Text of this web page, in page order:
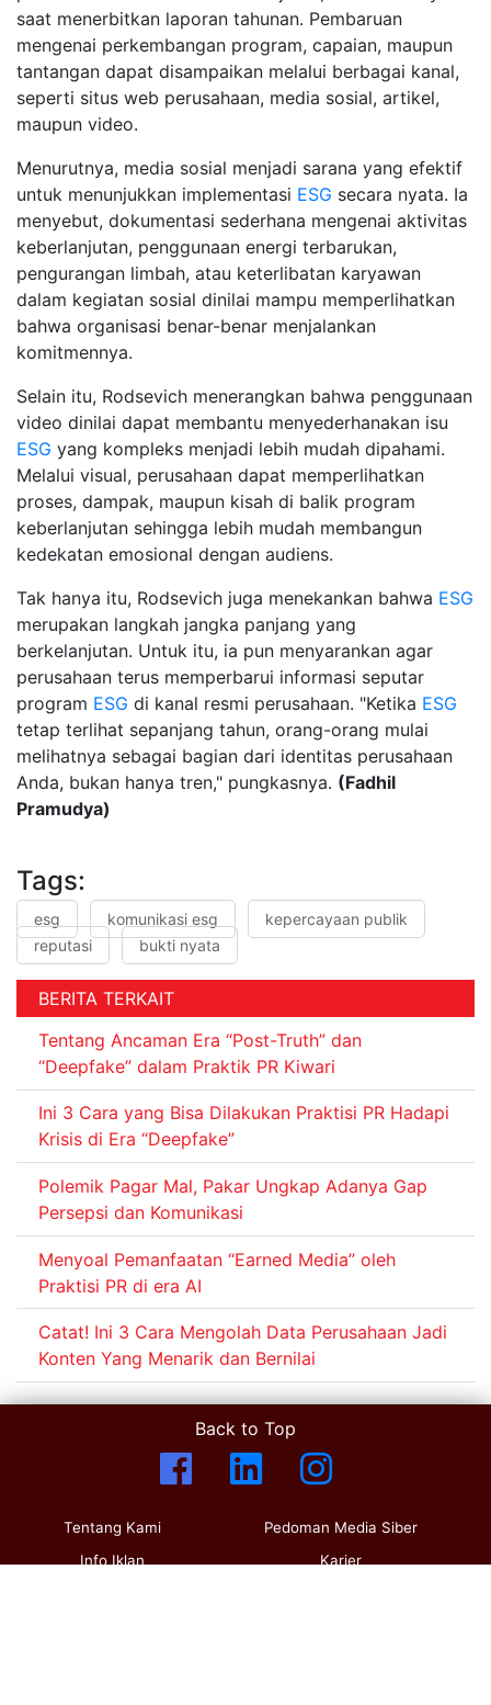
saat menerbitkan laporan tahunan. Pembaruan
mengenai perkembangan program, capaian, maupun
tantangan dapat disampaikan melalui berbagai kanal,
seperti situs web perusahaan, media sosial, artikel,
maupun video.
Menurutnya, media sosial menjadi sarana yang efektif
untuk menunjukkan implementasi ESG secara nyata. Ia
menyebut, dokumentasi sederhana mengenai aktivitas
keberlanjutan, penggunaan energi terbarukan,
pengurangan limbah, atau keterlibatan karyawan
dalam kegiatan sosial dinilai mampu memperlihatkan
bahwa organisasi benar-benar menjalankan
komitmennya.
Selain itu, Rodsevich menerangkan bahwa penggunaan
video dinilai dapat membantu menyederhanakan isu
ESG yang kompleks menjadi lebih mudah dipahami.
Melalui visual, perusahaan dapat memperlihatkan
proses, dampak, maupun kisah di balik program
keberlanjutan sehingga lebih mudah membangun
kedekatan emosional dengan audiens.
Tak hanya itu, Rodsevich juga menekankan bahwa ESG
merupakan langkah jangka panjang yang
berkelanjutan. Untuk itu, ia pun menyarankan agar
perusahaan terus memperbarui informasi seputar
program ESG di kanal resmi perusahaan. "Ketika ESG
tetap terlihat sepanjang tahun, orang-orang mulai
melihatnya sebagai bagian dari identitas perusahaan
Anda, bukan hanya tren," pungkasnya. (Fadhil
Pramudya)
Tags:
esg komunikasi esg
kepercayaan publik
reputasi
bukti nyata
BERITA TERKAIT
Tentang Ancaman Era “Post-Truth” dan
“Deepfake” dalam Praktik PR Kiwari
Ini 3 Cara yang Bisa Dilakukan Praktisi PR Hadapi
Krisis di Era “Deepfake”
Polemik Pagar Mal, Pakar Ungkap Adanya Gap
Persepsi dan Komunikasi
Menyoal Pemanfaatan “Earned Media” oleh
Praktisi PR di era AI
Catat! Ini 3 Cara Mengolah Data Perusahaan Jadi
Konten Yang Menarik dan Bernilai
Back to Top
Tentang Kami
Info Iklan
Pedoman Media Siber
Karier